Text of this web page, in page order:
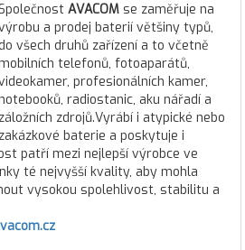
AVACOM se zaměřuje na
a prodej baterií většiny typů,
všech druhů zařízení a to včetně
telefonů, fotoaparátů,
profesionálních kamer,
radiostanic, aku nářadí a
záložních zdrojů.Vyrábí i atypické nebo
zakázkové baterie a poskytuje i
patří mezi nejlepší výrobce ve
té nejvyšší kvality, aby mohla
vysokou spolehlivost, stabilitu a